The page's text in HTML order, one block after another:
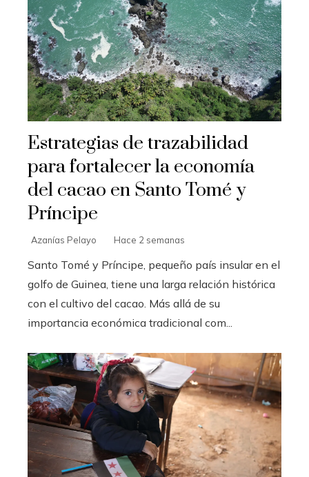
Estrategias de trazabilidad
para fortalecer la economía
del cacao en Santo Tomé y
Príncipe
Azanías Pelayo Hace 2 semanas
Santo Tomé y Príncipe, pequeño país insular en el
golfo de Guinea, tiene una larga relación histórica
con el cultivo del cacao. Más allá de su
importancia económica tradicional com...